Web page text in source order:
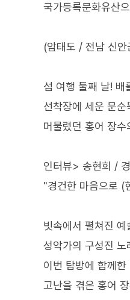
국가등록문화유산
(암태도 / 전남 신안
섬 여행 둘째 날! 배
선착장에 세운 문
머물렀던 홍어 장
인터뷰> 송현희 /
"경건한 마음으로 (
빗속에서 펼쳐진 예
성악가의 구성진 노
이번 탐방에 함께한
고난을 겪은 홍어